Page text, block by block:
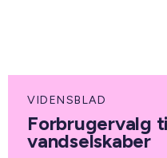
VIDENSBLAD
Forbrugervalg
vandselskaber